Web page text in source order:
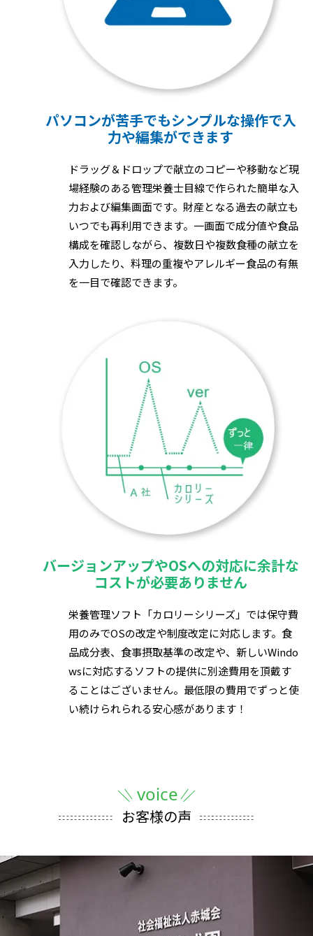
パソコンが苦手でもシンプルな操作で入
力や編集ができます
ドラッグ＆ドロップで献立のコピーや移動など現
場経験のある管理栄養士目線で作られた簡単な入
力および編集画面です。財産となる過去の献立も
いつでも再利用できます。一画面で成分値や食品
構成を確認しながら、複数日や複数食種の献立を
入力したり、料理の重複やアレルギー食品の有無
を一目で確認できます。
バージョンアップやOSへの対応に余計な
コストが必要ありません
栄養管理ソフト「カロリーシリーズ」では保守費
用のみでOSの改定や制度改定に対応します。食
品成分表、食事摂取基準の改定や、新しいWindo
wsに対応するソフトの提供に別途費用を頂戴す
ることはございません。最低限の費用でずっと使
い続けられられる安心感があります！
お客様の声